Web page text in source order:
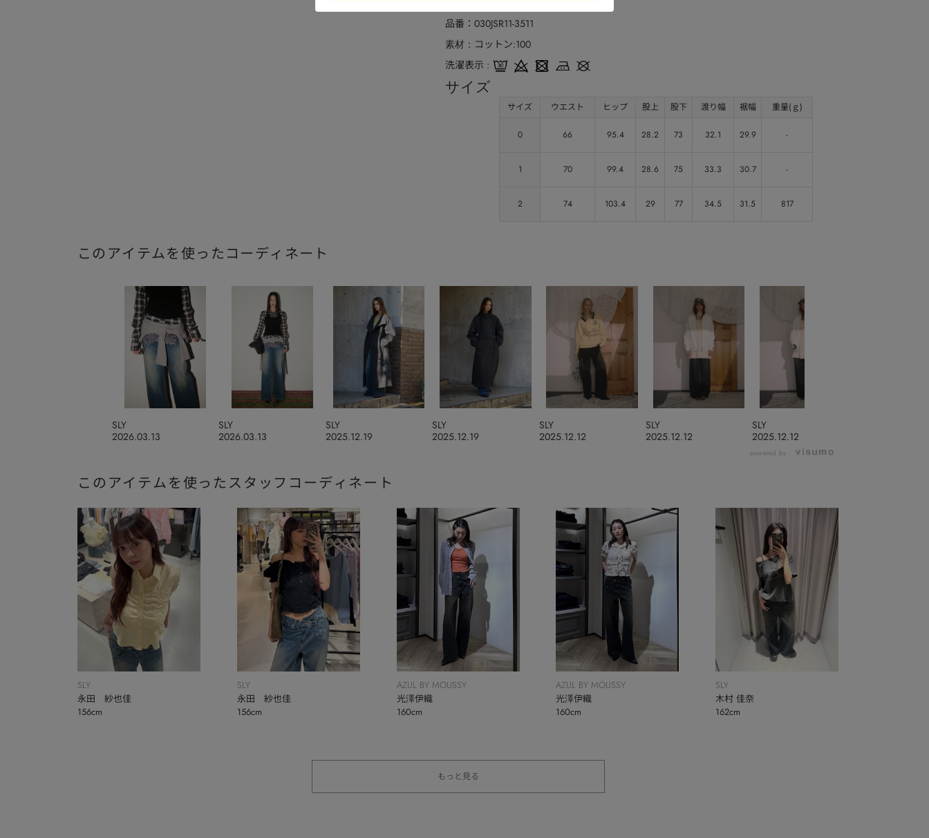
品番 030JSR11-3511
素材
コットン:100
洗濯表示
サイズ
サイズ ウエスト ヒップ 股上 股下 渡り幅 裾幅 重量(ｇ)
0 66 95.4 28.2 73 32.1 29.9 -
1 70 99.4 28.6 75 33.3 30.7 -
2 74 103.4 29 77 34.5 31.5 817
このアイテムを使ったコーディネート
2026.03.13
SLY
2026.03.13
SLY
2025.12.19
SLY
2025.12.19
SLY
2025.12.12
SLY
2025.12.12
SLY
2025.12.12
SLY
powered by
このアイテムを使ったスタッフコーディネート
SLY
永田 紗也佳
156cm
SLY
永田 紗也佳
156cm
AZUL BY MOUSSY
光澤伊織
160cm
AZUL BY MOUSSY
光澤伊織
160cm
SLY
木村 佳奈
162cm
もっと見る